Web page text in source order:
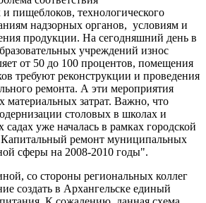
пищеблоков, технологического
надзорных органов, условиям и
продукции. На сегодняшний день в
учреждений износ
от 50 до 100 процентов, помещения
требуют реконструкции и проведения
ремонта. А эти мероприятия
материальных затрат. Важно, что
столовых в школах и
уже началась в рамках городской
ремонт муниципальных
сферы на 2008-2010 годы".
со стороны региональных коллег
создать в Архангельске единый